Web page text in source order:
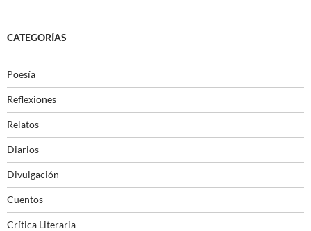
CATEGORÍAS
Poesía
Reflexiones
Relatos
Diarios
Divulgación
Cuentos
Crítica Literaria